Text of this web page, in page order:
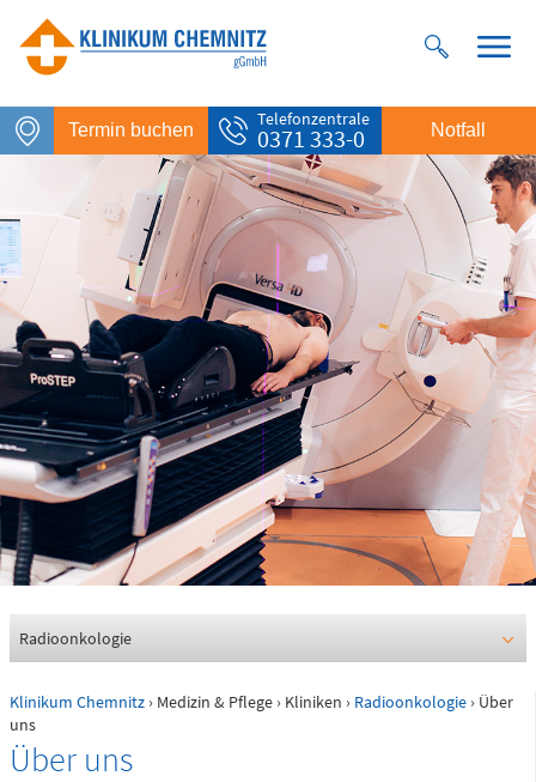
Termin buchen
Telefonzentrale
0371 333-0 Notfall
Notfall
Rettungsdienst
112
Giftnotruf
0361 730730
116117
Klinikum Chemnitz › Medizin & Pflege › Kliniken › Radioonkologie › Über
uns
Über uns
Radioonkologie